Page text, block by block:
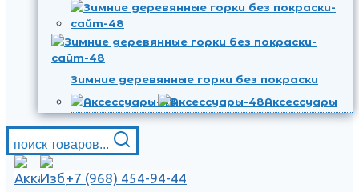
Зимние деревянные горки без покраски
Аксессуары
поиск товаров...
+7 (968) 454-94-44